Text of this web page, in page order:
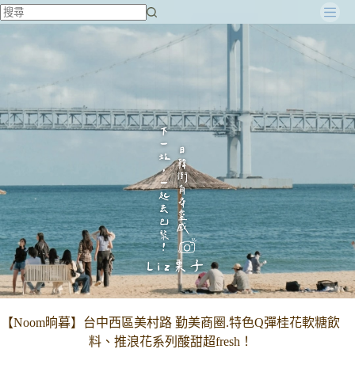
跳
容
【Noom晌暮】台中西區美村路 勤美商圈.特色Q彈桂花軟糖飲
料、推浪花系列酸甜超fresh！